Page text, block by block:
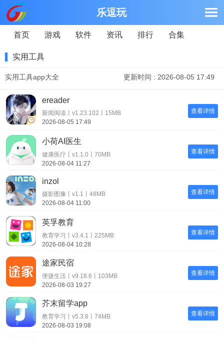
乐逗玩
首页 游戏 软件 资讯 排行 合集
实用工具
实用工具app大全 更新时间 : 2026-08-05 17:49
查看详情
ereader
新闻阅读丨v1.23.102丨15MB
2026-08-05 17:49
查看详情
小荷AI医生
健康医疗丨v1.1.0丨70MB
2026-08-04 11:27
查看详情
inzol
摄影图像丨v1.1丨48MB
2026-08-04 11:00
查看详情
英孚教育
教育学习丨v3.4.1丨225MB
2026-08-04 10:28
查看详情
途家民宿
便捷生活丨v9.18.6丨103MB
2026-08-03 19:27
查看详情
芥末留学app
教育学习丨v5.3.8丨74MB
2026-08-03 19:08